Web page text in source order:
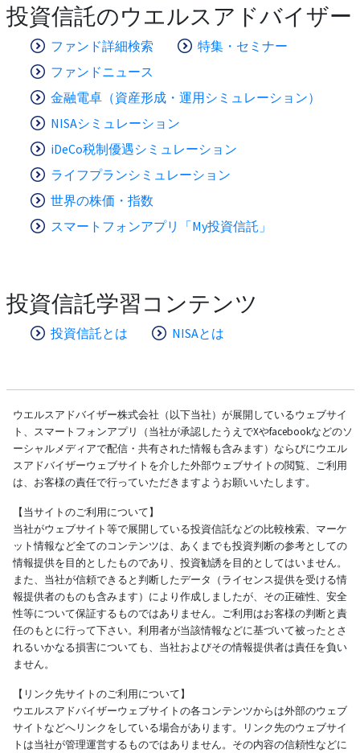
投資信託のウエルスアドバイザー
ファンド詳細検索
特集・セミナー
ファンドニュース
金融電卓（資産形成・運用シミュレーション）
NISAシミュレーション
iDeCo税制優遇シミュレーション
ライフプランシミュレーション
世界の株価・指数
スマートフォンアプリ「My投資信託」
投資信託学習コンテンツ
投資信託とは NISAとは
ウエルスアドバイザー株式会社（以下当社）が展開しているウェブサイ
ト、スマートフォンアプリ（当社が承認したうえでXやfacebookなどのソ
ーシャルメディアで配信・共有された情報も含みます）ならびにウエル
スアドバイザーウェブサイトを介した外部ウェブサイトの閲覧、ご利用
は、お客様の責任で行っていただきますようお願いいたします。
【当サイトのご利用について】
当社がウェブサイト等で展開している投資信託などの比較検索、マーケ
ット情報など全てのコンテンツは、あくまでも投資判断の参考としての
情報提供を目的としたものであり、投資勧誘を目的としてはいません。
また、当社が信頼できると判断したデータ（ライセンス提供を受ける情
報提供者のものも含みます）により作成しましたが、その正確性、安全
性等について保証するものではありません。ご利用はお客様の判断と責
任のもとに行って下さい。利用者が当該情報などに基づいて被ったとさ
れるいかなる損害についても、当社およびその情報提供者は責任を負い
ません。
【リンク先サイトのご利用について】
ウエルスアドバイザーウェブサイトの各コンテンツからは外部のウェブ
サイトなどへリンクをしている場合があります。リンク先のウェブサイ
トは当社が管理運営するものではありません。その内容の信頼性などに